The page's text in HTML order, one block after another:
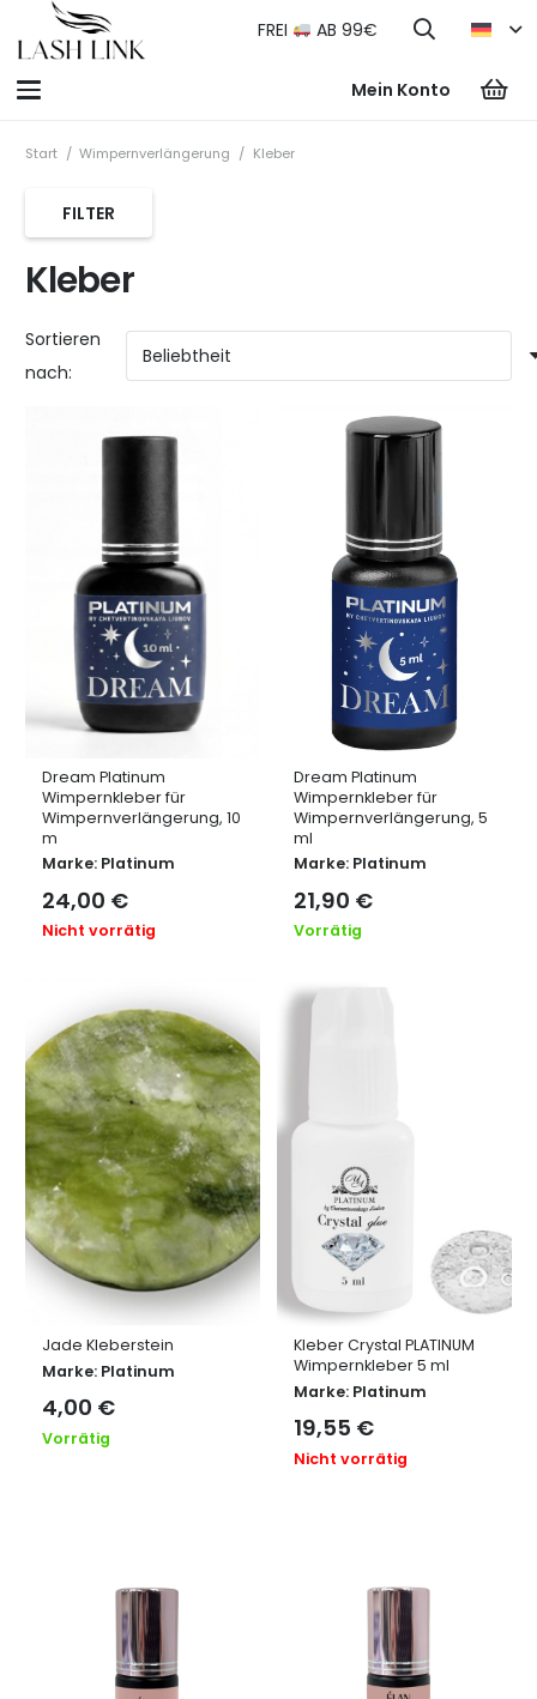
FREI AB 99€
Mein Konto
Start / Wimpernverlängerung / Kleber
Kleber
Sortieren
nach:
Dream Platinum
Wimpernkleber für
Wimpernverlängerung, 10
m
Marke: Platinum
24,00 €
Nicht vorrätig
Dream Platinum
Wimpernkleber für
Wimpernverlängerung, 5
ml
Marke: Platinum
21,90 €
Vorrätig
Jade Kleberstein
Marke: Platinum
4,00 €
Vorrätig
Kleber Crystal PLATINUM
Wimpernkleber 5 ml
Marke: Platinum
19,55 €
Nicht vorrätig
FILTER